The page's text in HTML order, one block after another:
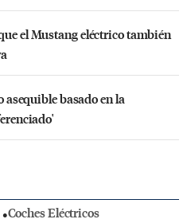
el Mustang eléctrico también
asequible basado en la
Coches Eléctricos